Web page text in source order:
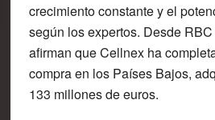
crecimiento constante y el
según los expertos. Desde
afirman que Cellnex ha
compra en los Países Bajos,
133 millones de euros.